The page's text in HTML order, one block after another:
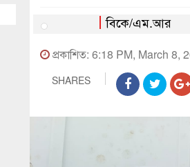
বিকে/এম.আর
প্রকাশিত: 6:18 PM, March 8,
SHARES